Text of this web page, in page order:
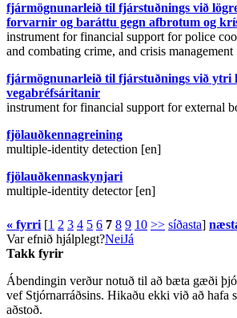
fjármögnunarleið til fjárstuðnings við
forvarnir og baráttu gegn afbrotum og
instrument for financial support for police
and combating crime, and crisis management
fjármögnunarleið til fjárstuðnings við ytri
vegabréfsáritanir
instrument for financial support for external
fjölauðkennagreining
multiple-identity detection [en]
fjölauðkennaskynjari
multiple-identity detector [en]
« fyrri [1 2 3 4 5 6 7 8 9 10 >> síðasta]
Var efnið hjálplegt?NeiJá
Takk fyrir
Ábendingin verður notuð til að bæta gæði
vef Stjórnarráðsins. Hikaðu ekki við að hafa
aðstoð.